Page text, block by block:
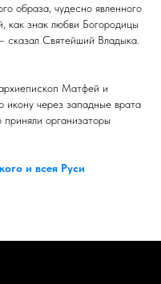
образа, чудесно явленного
как знак любви Богородицы
Святейший Владыка.
Матфей и
через западные врата
организаторы
и всея Руси